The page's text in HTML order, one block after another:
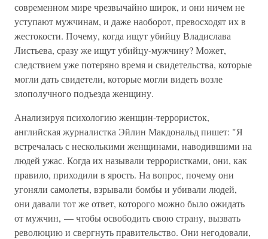
современном мире чрезвычайно широк, и они ничем не
уступают мужчинам, и даже наоборот, превосходят их в
жестокости. Почему, когда ищут убийцу Владислава
Листьева, сразу же ищут убийцу-мужчину? Может,
следствием уже потеряно время и свидетельства, которые
могли дать свидетели, которые могли видеть возле
злополучного подъезда женщину.
Анализируя психологию женщин-террористок,
английская журналистка Эйлин Макдональд пишет: "Я
встречалась с несколькими женщинами, наводившими на
людей ужас. Когда их называли террористками, они, как
правило, приходили в ярость. На вопрос, почему они
угоняли самолеты, взрывали бомбы и убивали людей,
они давали тот же ответ, которого можно было ожидать
от мужчин, — чтобы освободить свою страну, вызвать
революцию и свергнуть правительство. Они негодовали,